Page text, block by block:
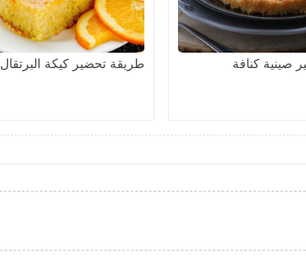
صينية كنافة
طريقة تحضير كيكة البرتقال